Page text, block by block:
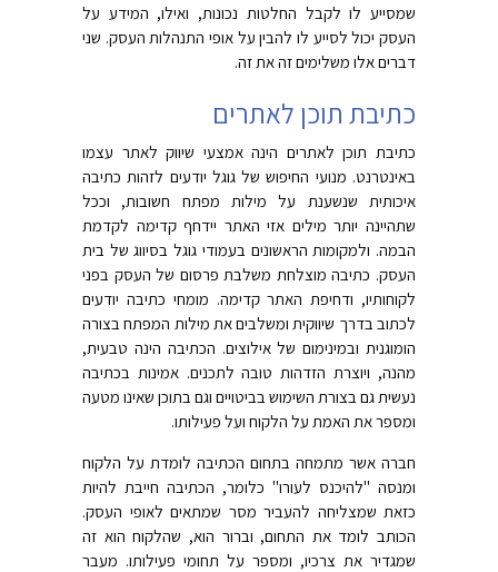
שמסייע לו לקבל החלטות נכונות, ואילו, המידע על
העסק יכול לסייע לו להבין על אופי התנהלות העסק. שני
דברים אלו משלימים זה את זה.
כתיבת תוכן לאתרים
כתיבת תוכן לאתרים הינה אמצעי שיווק לאתר עצמו
באינטרנט. מנועי החיפוש של גוגל יודעים לזהות כתיבה
איכותית שנשענת על מילות מפתח חשובות, וככל
שתהיינה יותר מילים אזי האתר יידחף קדימה לקדמת
הבמה. ולמקומות הראשונים בעמודי גוגל בסיווג של בית
העסק. כתיבה מוצלחת משלבת פרסום של העסק בפני
לקוחותיו, ודחיפת האתר קדימה. מומחי כתיבה יודעים
לכתוב בדרך שיווקית ומשלבים את מילות המפתח בצורה
הומוגנית ובמינימום של אילוצים. הכתיבה הינה טבעית,
מהנה, ויוצרת הזדהות טובה לתכנים. אמינות בכתיבה
נעשית גם בצורת השימוש בביטויים וגם בתוכן שאינו מטעה
ומספר את האמת על הלקוח ועל פעילותו.
חברה אשר מתמחה בתחום הכתיבה לומדת על הלקוח
ומנסה "להיכנס לעורו" כלומר, הכתיבה חייבת להיות
כזאת שמצליחה להעביר מסר שמתאים לאופי העסק.
הכותב לומד את התחום, וברור הוא, שהלקוח הוא זה
שמגדיר את צרכיו, ומספר על תחומי פעילותו. מעבר